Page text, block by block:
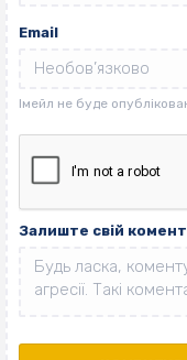
Email
Залиште свій